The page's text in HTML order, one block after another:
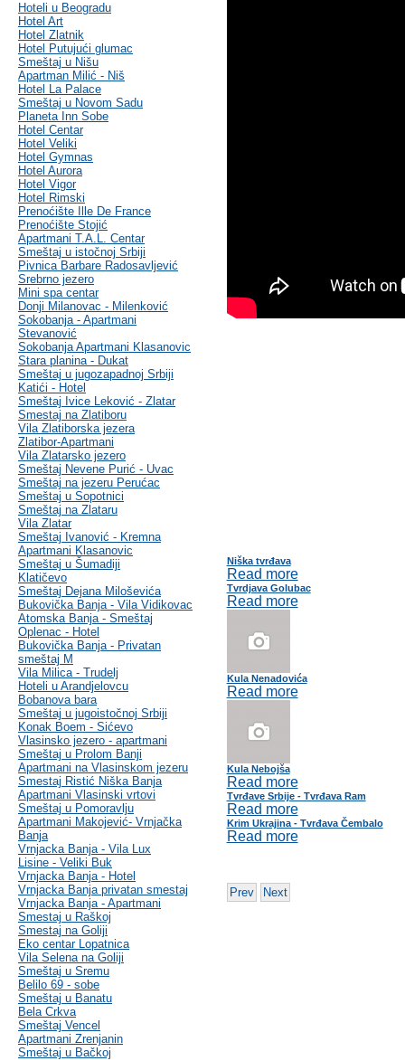
Hoteli u Beogradu
Hotel Art
Hotel Zlatnik
Hotel Putujući glumac
Smeštaj u Nišu
Apartman Milić - Niš
Hotel La Palace
Smeštaj u Novom Sadu
Planeta Inn Sobe
Hotel Centar
Hotel Veliki
Hotel Gymnas
Hotel Aurora
Hotel Vigor
Hotel Rimski
Prenoćište Ille De France
Prenoćište Stojić
Apartmani T.A.L. Centar
Smeštaj u istočnoj Srbiji
Pivnica Barbare Radosavljević
Srebrno jezero
Mini spa centar
Donji Milanovac - Milenković
Sokobanja - Apartmani
Stevanović
Sokobanja Apartmani Klasanovic
Stara planina - Dukat
Smeštaj u jugozapadnoj Srbiji
Katići - Hotel
Smeštaj Ivice Leković - Zlatar
Smestaj na Zlatiboru
Vila Zlatiborska jezera
Zlatibor-Apartmani
Vila Zlatarsko jezero
Smeštaj Nevene Purić - Uvac
Smeštaj na jezeru Perućac
Smeštaj u Sopotnici
Smeštaj na Zlataru
Vila Zlatar
Smeštaj Ivanović - Kremna
Apartmani Klasanovic
Smeštaj u Šumadiji
Klatičevo
Smeštaj Dejana Miloševića
Bukovička Banja - Vila Vidikovac
Atomska Banja - Smeštaj
Oplenac - Hotel
Bukovička Banja - Privatan
smeštaj M
Vila Milica - Trudelj
Hoteli u Arandjelovcu
Bobanova bara
Smeštaj u jugoistočnoj Srbiji
Konak Boem - Sićevo
Vlasinsko jezero - apartmani
Smeštaj u Prolom Banji
Apartmani na Vlasinskom jezeru
Smestaj Ristić Niška Banja
Apartmani Vlasinski vrtovi
Smeštaj u Pomoravlju
Apartmani Makojević- Vrnjačka
Banja
Vrnjacka Banja - Vila Lux
Lisine - Veliki Buk
Vrnjacka Banja - Hotel
Vrnjacka Banja privatan smestaj
Vrnjacka Banja - Apartmani
Smestaj u Raškoj
Smestaj na Goliji
Eko centar Lopatnica
Vila Selena na Goliji
Smeštaj u Sremu
Belilo 69 - sobe
Smeštaj u Banatu
Bela Crkva
Smeštaj Vencel
Apartmani Zrenjanin
Smeštaj u Bačkoj
Niška tvrđava
Read more
Tvrdjava Golubac
Read more
Kula Nenadovića
Read more
Kula Nebojša
Read more
Tvrđave Srbije - Tvrđava Ram
Read more
Krim Ukrajina - Tvrđava Čembalo
Read more
Prev Next